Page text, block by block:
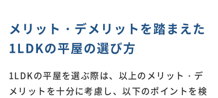
メリット・デメリットを踏まえた
1LDKの平屋の選び方
1LDKの平屋を選ぶ際は、以上のメリット・デ
メリットを十分に考慮し、以下のポイントを検